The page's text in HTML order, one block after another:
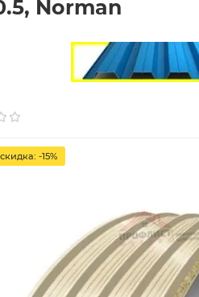
Norman
-15%